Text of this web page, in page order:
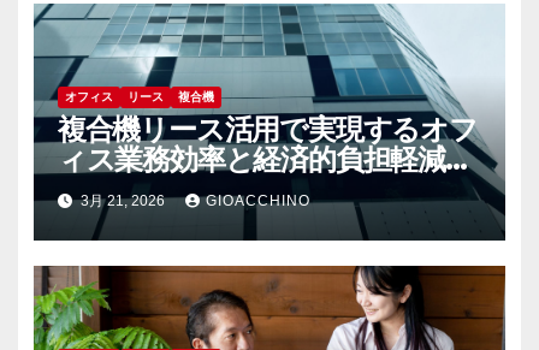
オフィス リース 複合機
複合機リース活用で実現するオフ
ィス業務効率と経済的負担軽減の
秘訣
3月 21, 2026 GIOACCHINO